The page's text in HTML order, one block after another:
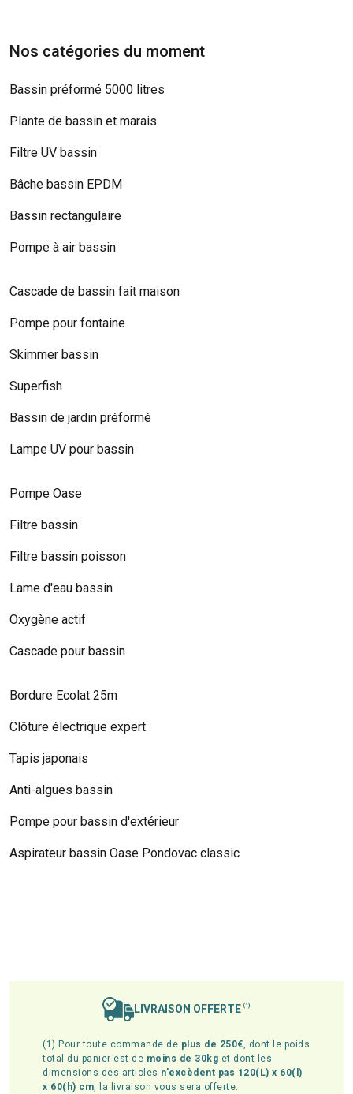
Nos catégories du moment
Bassin préformé 5000 litres
Plante de bassin et marais
Filtre UV bassin
Bâche bassin EPDM
Bassin rectangulaire
Pompe à air bassin
Cascade de bassin fait maison
Pompe pour fontaine
Skimmer bassin
Superfish
Bassin de jardin préformé
Lampe UV pour bassin
Pompe Oase
Filtre bassin
Filtre bassin poisson
Lame d'eau bassin
Oxygène actif
Cascade pour bassin
Bordure Ecolat 25m
Clôture électrique expert
Tapis japonais
Anti-algues bassin
Pompe pour bassin d'extérieur
Aspirateur bassin Oase Pondovac classic
LIVRAISON OFFERTE (1)
(1) Pour toute commande de plus de 250€, dont le poids
total du panier est de moins de 30kg et dont les
dimensions des articles n'excèdent pas 120(L) x 60(l)
x 60(h) cm, la livraison vous sera offerte.